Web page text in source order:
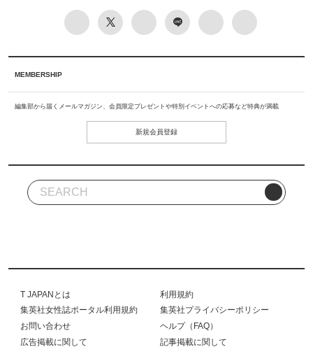
MEMBERSHIP
編集部から届くメールマガジン、会員限定プレゼントや特別イベントへの応募など特典が満載
新規会員登録
T JAPANとは
利用規約
集英社女性誌ポータル利用規約
集英社プライバシーポリシー
お問い合わせ
ヘルプ（FAQ）
広告掲載に関して
記事掲載に関して